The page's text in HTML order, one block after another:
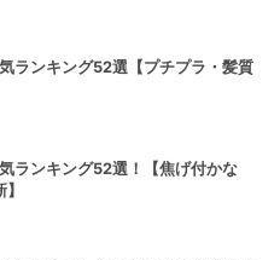
ランキング52選【プチプラ・髪質
ランキング52選！【焦げ付かな